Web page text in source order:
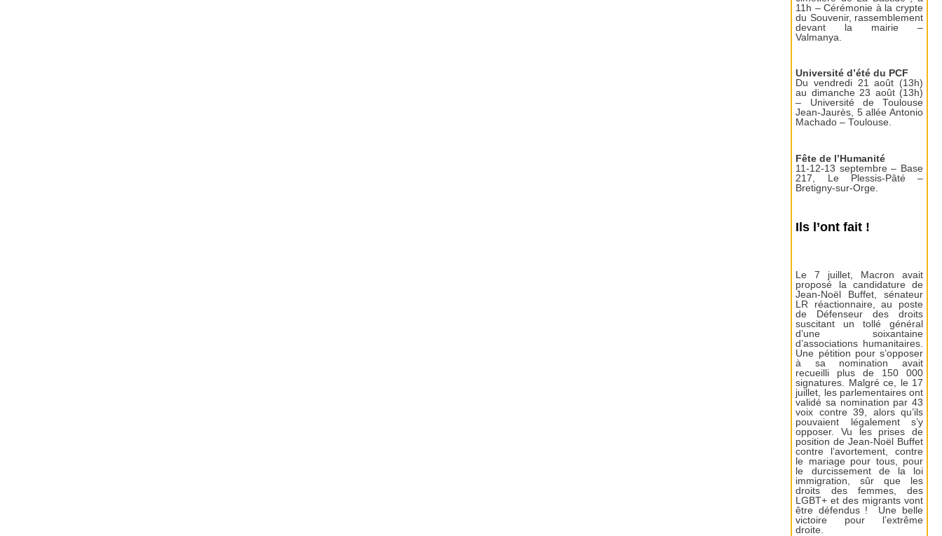
11h – Cérémonie à la crypte
du Souvenir, rassemblement
devant la mairie –
Valmanya.
Université d’été du PCF
Du vendredi 21 août (13h)
au dimanche 23 août (13h)
– Université de Toulouse
Jean-Jaurès, 5 allée Antonio
Machado – Toulouse.
Fête de l’Humanité
11-12-13 septembre – Base
217, Le Plessis-Pâté –
Bretigny-sur-Orge.
Ils l’ont fait !
Le 7 juillet, Macron avait
proposé la candidature de
Jean-Noël Buffet, sénateur
LR réactionnaire, au poste
de Défenseur des droits
suscitant un tollé général
d’une soixantaine
d’associations humanitaires.
Une pétition pour s’opposer
à sa nomination avait
recueilli plus de 150 000
signatures. Malgré ce, le 17
juillet, les parlementaires ont
validé sa nomination par 43
voix contre 39, alors qu’ils
pouvaient légalement s’y
opposer. Vu les prises de
position de Jean-Noël Buffet
contre l’avortement, contre
le mariage pour tous, pour
le durcissement de la loi
immigration, sûr que les
droits des femmes, des
LGBT+ et des migrants vont
être défendus ! Une belle
victoire pour l’extrême
droite.